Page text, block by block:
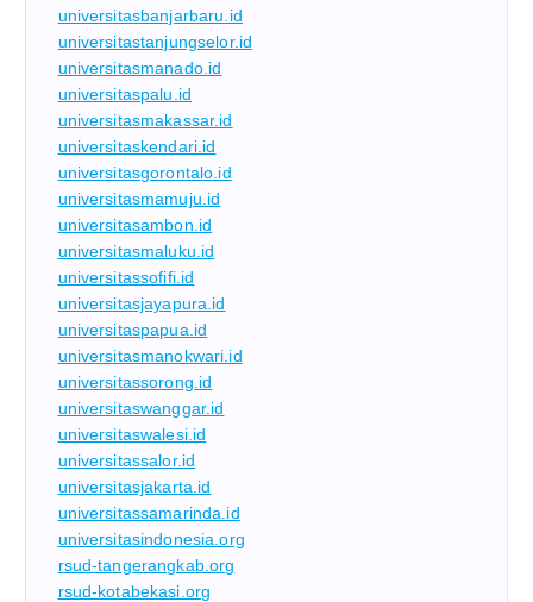
universitasbanjarbaru.id
universitastanjungselor.id
universitasmanado.id
universitaspalu.id
universitasmakassar.id
universitaskendari.id
universitasgorontalo.id
universitasmamuju.id
universitasambon.id
universitasmaluku.id
universitassofifi.id
universitasjayapura.id
universitaspapua.id
universitasmanokwari.id
universitassorong.id
universitaswanggar.id
universitaswalesi.id
universitassalor.id
universitasjakarta.id
universitassamarinda.id
universitasindonesia.org
rsud-tangerangkab.org
rsud-kotabekasi.org